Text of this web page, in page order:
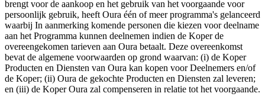
brengt voor de aankoop en het gebruik van het voorgaande voor
persoonlijk gebruik, heeft Oura één of meer programma's gelanceerd
waarbij In aanmerking komende personen die kiezen voor deelname
aan het Programma kunnen deelnemen indien de Koper de
overeengekomen tarieven aan Oura betaalt. Deze overeenkomst
bevat de algemene voorwaarden op grond waarvan: (i) de Koper
Producten en Diensten van Oura kan kopen voor Deelnemers en/of
de Koper; (ii) Oura de gekochte Producten en Diensten zal leveren;
en (iii) de Koper Oura zal compenseren in relatie tot het voorgaande.